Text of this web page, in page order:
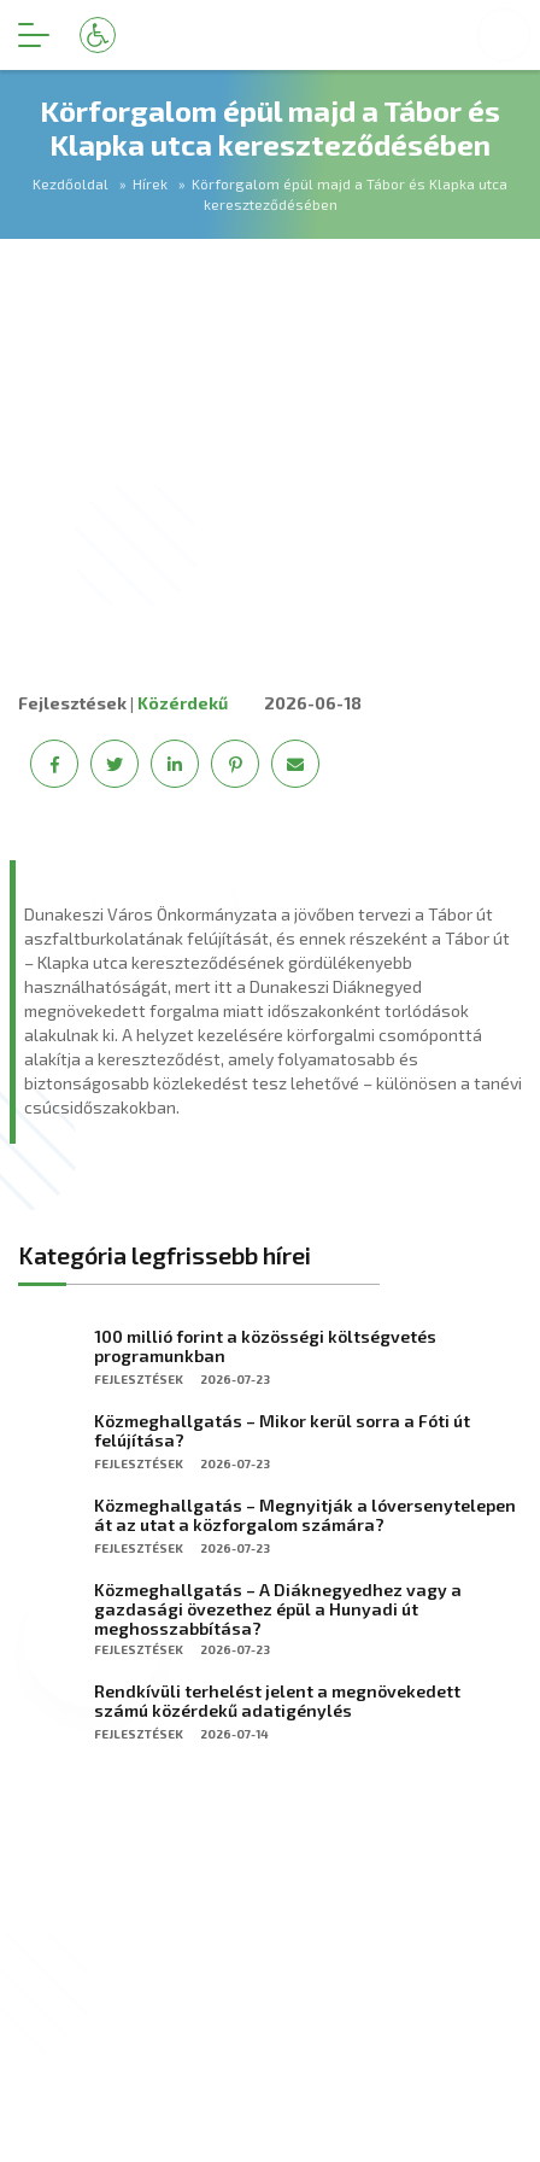
Körforgalom épül majd a Tábor és
Klapka utca kereszteződésében
Kezdőoldal Hírek
Körforgalom épül majd a Tábor és Klapka utca
kereszteződésében
Fejlesztések| Közérdekű 2026-06-18
Dunakeszi Város Önkormányzata a jövőben tervezi a Tábor út
aszfaltburkolatának felújítását, és ennek részeként a Tábor út
– Klapka utca kereszteződésének gördülékenyebb
használhatóságát, mert itt a Dunakeszi Diáknegyed
megnövekedett forgalma miatt időszakonként torlódások
alakulnak ki. A helyzet kezelésére körforgalmi csomóponttá
alakítja a kereszteződést, amely folyamatosabb és
biztonságosabb közlekedést tesz lehetővé – különösen a tanévi
csúcsidőszakokban.
Kategória legfrissebb hírei
100 millió forint a közösségi költségvetés
programunkban
FEJLESZTÉSEK 2026-07-23
Közmeghallgatás – Mikor kerül sorra a Fóti út
felújítása?
FEJLESZTÉSEK 2026-07-23
Közmeghallgatás – Megnyitják a lóversenytelepen
át az utat a közforgalom számára?
FEJLESZTÉSEK 2026-07-23
Közmeghallgatás – A Diáknegyedhez vagy a
gazdasági övezethez épül a Hunyadi út
meghosszabbítása?
FEJLESZTÉSEK 2026-07-23
Rendkívüli terhelést jelent a megnövekedett
számú közérdekű adatigénylés
FEJLESZTÉSEK 2026-07-14